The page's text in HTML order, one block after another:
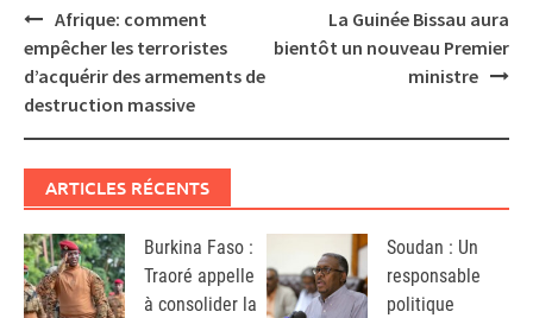
Post
navigation
Afrique: comment
empêcher les terroristes
d’acquérir des armements de
destruction massive
La Guinée Bissau aura
bientôt un nouveau Premier
ministre
ARTICLES RÉCENTS
Burkina Faso :
Traoré appelle
à consolider la
Soudan : Un
responsable
politique